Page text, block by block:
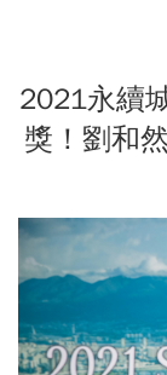
2021永續
獎！劉和